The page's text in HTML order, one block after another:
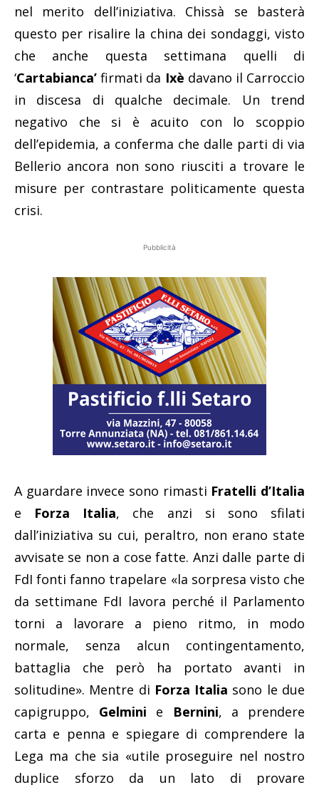
nel merito dell’iniziativa. Chissà se basterà
questo per risalire la china dei sondaggi, visto
che anche questa settimana quelli di
‘Cartabianca’ firmati da Ixè davano il Carroccio
in discesa di qualche decimale. Un trend
negativo che si è acuito con lo scoppio
dell’epidemia, a conferma che dalle parti di via
Bellerio ancora non sono riusciti a trovare le
misure per contrastare politicamente questa
crisi.
Pubblicità
A guardare invece sono rimasti Fratelli d’Italia
e Forza Italia, che anzi si sono sfilati
dall’iniziativa su cui, peraltro, non erano state
avvisate se non a cose fatte. Anzi dalle parte di
FdI fonti fanno trapelare «la sorpresa visto che
da settimane FdI lavora perché il Parlamento
torni a lavorare a pieno ritmo, in modo
normale, senza alcun contingentamento,
battaglia che però ha portato avanti in
solitudine». Mentre di Forza Italia sono le due
capigruppo, Gelmini e Bernini, a prendere
carta e penna e spiegare di comprendere la
Lega ma che sia «utile proseguire nel nostro
duplice sforzo da un lato di provare